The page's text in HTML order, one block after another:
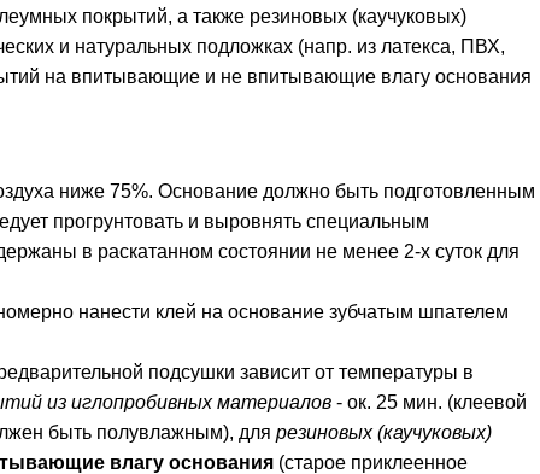
покрытий, а также резиновых (каучуковых)
и натуральных подложках (напр. из латекса, ПВХ,
на впитывающие и не впитывающие влагу основания
ниже 75%. Основание должно быть подготовленным
прогрунтовать и выровнять специальным
в раскатанном состоянии не менее 2-х суток для
нанести клей на основание зубчатым шпателем
подсушки зависит от температуры в
из иглопробивных материалов - ок. 25 мин. (клеевой
быть полувлажным), для резиновых (каучуковых)
влагу основания (старое приклеенное